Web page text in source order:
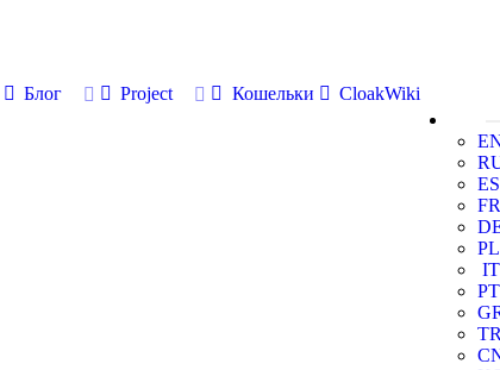
Блог Project Кошельки
CloakWiki
ES
FR
PL
IT
PT